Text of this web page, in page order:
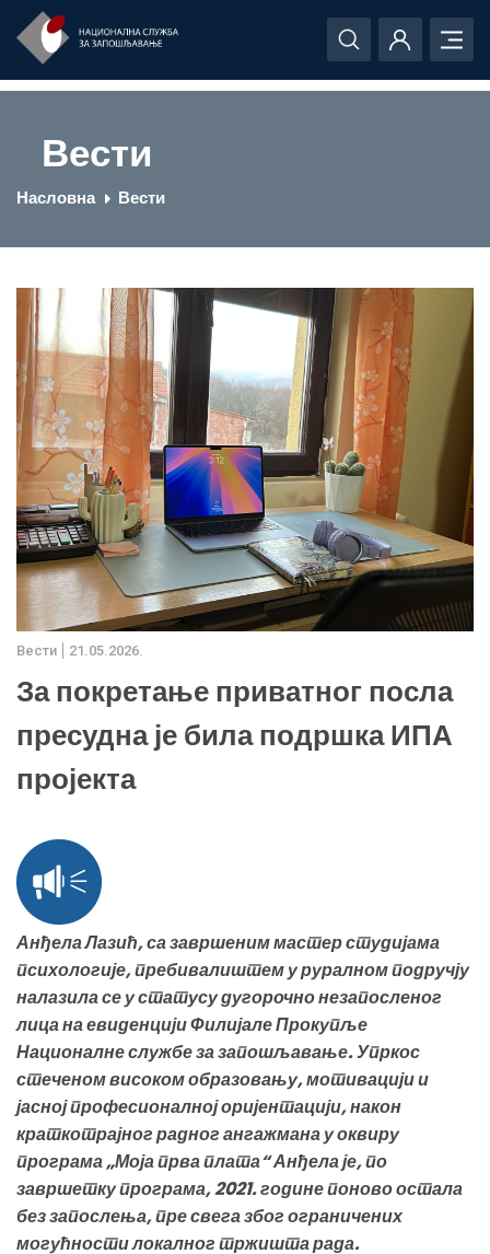
Вести
Насловна Вести
Вести 21.05.2026.
За покретање приватног посла
пресудна је била подршка ИПА
пројекта
Анђела Лазић, са завршеним мастер студијама
психологије, пребивалиштем у руралном подручју
налазила се у статусу дугорочно незапосленог
лица на евиденцији Филијале Прокупље
Националне службе за запошљавање. Упркос
стеченом високом образовању, мотивацији и
јасној професионалној оријентацији, након
краткотрајног радног ангажмана у оквиру
програма „Моја прва плата“ Анђела је, по
завршетку програма, 2021. године поново остала
без запослења, пре свега због ограничених
могућности локалног тржишта рада.